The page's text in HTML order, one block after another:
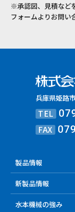
※承認図、見積など
フォームよりお問い
兵庫県姫路
TEL
FAX
製品情報
新製品情報
水本機械の強み